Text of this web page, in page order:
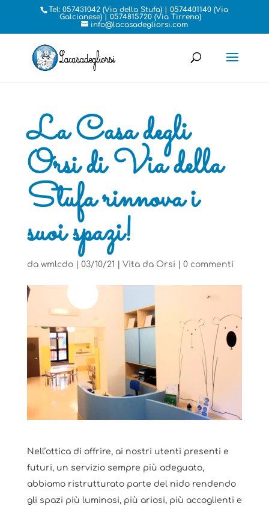
Tel: 057431042 (Via della Stufa) | 0574401140 (Via
Galcianese) | 0574815720 (Via Tirreno)
info@lacasadegliorsi.com
La Casa degli
Orsi di Via della
Stufa rinnova i
suoi spazi!
da wmlcdo| 03/10/21 Vita da Orsi 0 commenti
Nell’ottica di offrire, ai nostri utenti presenti e
futuri, un servizio sempre più adeguato,
abbiamo ristrutturato parte del nido rendendo
gli spazi più luminosi, più ariosi, più accoglienti e